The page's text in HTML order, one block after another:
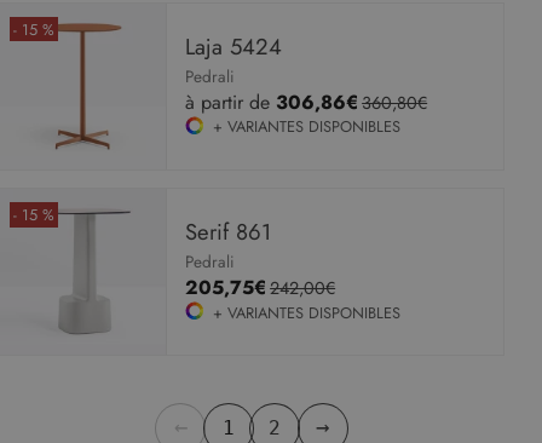
- 15 %
Laja 5424
Pedrali
à partir de 306,86€ 360,80€
+ VARIANTES DISPONIBLES
- 15 %
Serif 861
Pedrali
205,75€ 242,00€
+ VARIANTES DISPONIBLES
← 1 2 →